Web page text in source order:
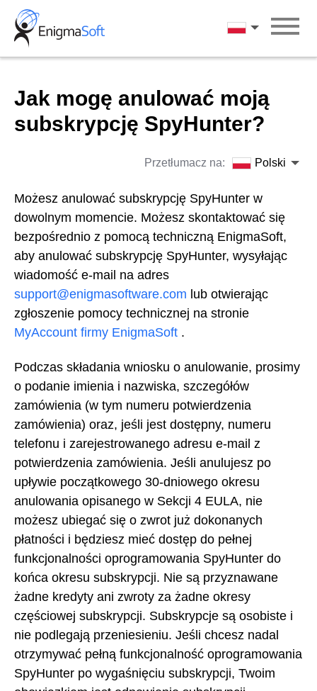
Skip
content
Polski
Jak mogę anulować moją
subskrypcję SpyHunter?
Przetłumacz na: Polski
Możesz anulować subskrypcję SpyHunter w
dowolnym momencie. Możesz skontaktować się
bezpośrednio z pomocą techniczną EnigmaSoft,
aby anulować subskrypcję SpyHunter, wysyłając
wiadomość e-mail na adres
support@enigmasoftware.com lub otwierając
zgłoszenie pomocy technicznej na stronie
MyAccount firmy EnigmaSoft .
Podczas składania wniosku o anulowanie, prosimy
o podanie imienia i nazwiska, szczegółów
zamówienia (w tym numeru potwierdzenia
zamówienia) oraz, jeśli jest dostępny, numeru
telefonu i zarejestrowanego adresu e-mail z
potwierdzenia zamówienia. Jeśli anulujesz po
upływie początkowego 30-dniowego okresu
anulowania opisanego w Sekcji 4 EULA, nie
możesz ubiegać się o zwrot już dokonanych
płatności i będziesz mieć dostęp do pełnej
funkcjonalności oprogramowania SpyHunter do
końca okresu subskrypcji. Nie są przyznawane
żadne kredyty ani zwroty za żadne okresy
częściowej subskrypcji. Subskrypcje są osobiste i
nie podlegają przeniesieniu. Jeśli chcesz nadal
otrzymywać pełną funkcjonalność oprogramowania
SpyHunter po wygaśnięciu subskrypcji, Twoim